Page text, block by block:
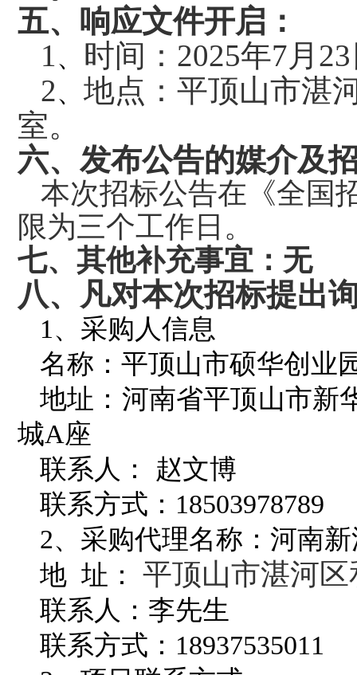
五、响应文件开启：
1、 时间：2025年7月
2、 地点：平顶山市湛
室。
六、发布公告的媒介及
本次招标公告在《全国
限为三个工作日。
七、其他补充事宜：无
八、凡对本次招标提出
1、采购人信息
名称：平顶山市硕华创业
地址：河南省平顶山市新
城A座
联系人： 赵文博
联系方式：18503978789
2、采购代理名称：河南
地 址：
平顶山市湛河
联系人：李先生
联系方式：18937535011